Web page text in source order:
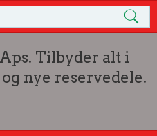
Tilbyder alt i
nye reservedele.